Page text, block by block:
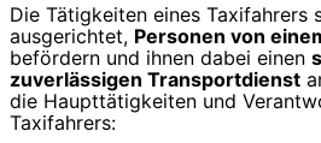
Die Tätigkeiten eines Taxifahrers
ausgerichtet, Personen von
befördern und ihnen dabei einen
zuverlässigen Transportdienst
die Haupttätigkeiten und
Taxifahrers: